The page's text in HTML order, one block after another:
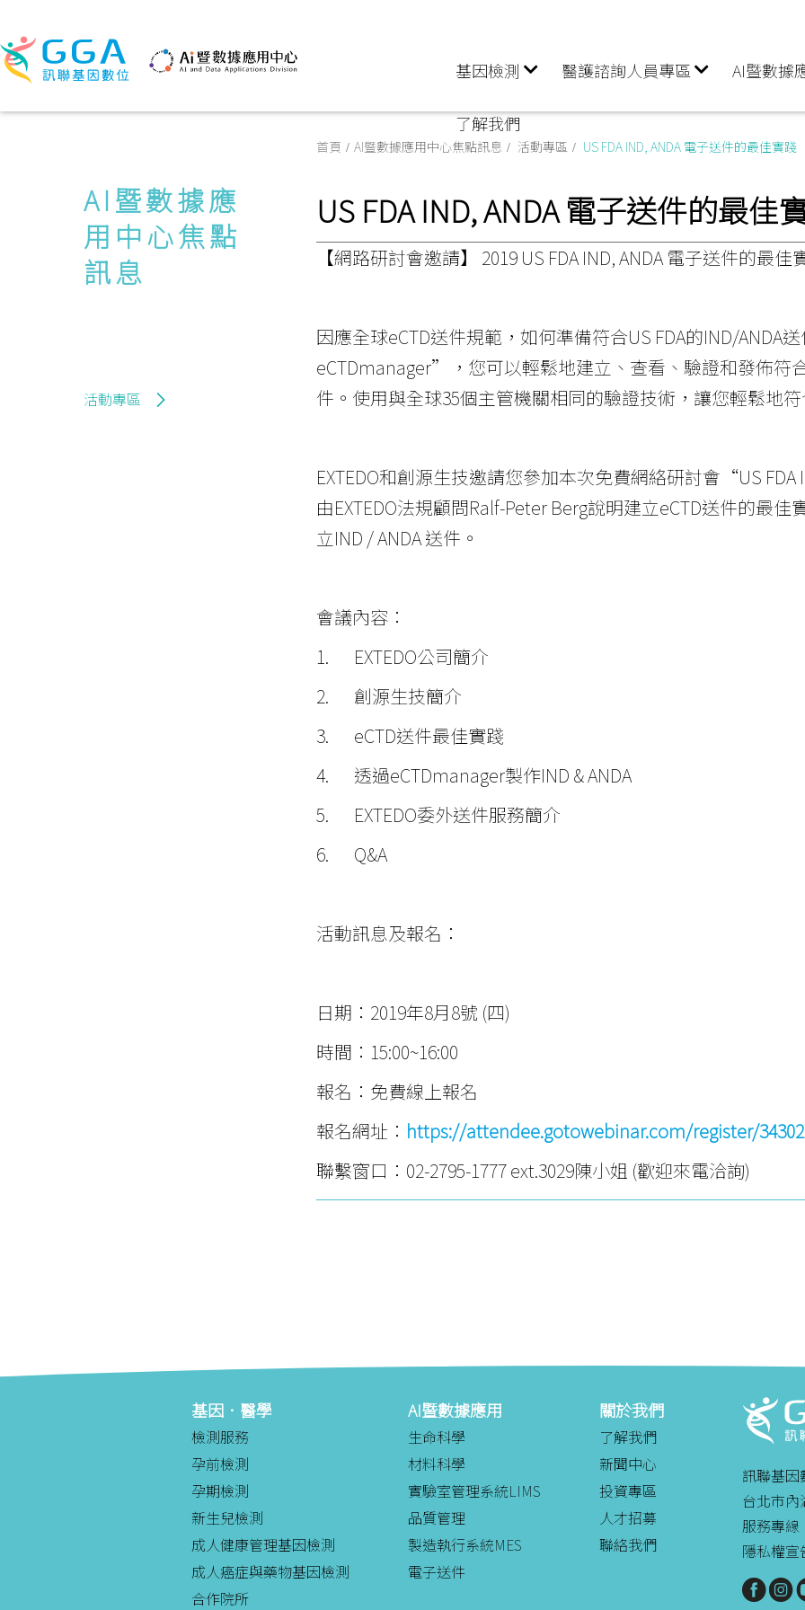
基因檢測 醫護諮詢人員專區 AI暨數據
了解我們
AI暨數據應
用中心焦點
訊息
活動專區
首頁 AI暨數據應用中心焦點訊息 活動專區 US FDA IND, ANDA 電子送件的最佳實踐
US FDA IND, ANDA 電子送件的最佳
【網路研討會邀請】 2019 US FDA IND, ANDA 電子送件的最佳
因應全球eCTD送件規範，如何準備符合US FDA的IND/ANDA
eCTDmanager”，您可以輕鬆地建立、查看、驗證和發佈符
件。使用與全球35個主管機關相同的驗證技術，讓您輕鬆地符
EXTEDO和創源生技邀請您參加本次免費網絡研討會“US
由EXTEDO法規顧問Ralf-Peter Berg說明建立eCTD送件的最
立IND / ANDA 送件。
會議內容：
1. EXTEDO公司簡介
2. 創源生技簡介
3. eCTD送件最佳實踐
4. 透過eCTDmanager製作IND & ANDA
5. EXTEDO委外送件服務簡介
6. Q&A
活動訊息及報名：
日期：2019年8月8號 (四)
時間：15:00~16:00
報名：免費線上報名
報名網址： https://attendee.gotowebinar.com/register/
聯繫窗口：02-2795-1777 ext.3029陳小姐 (歡迎來電洽詢)
基因．醫學
檢測服務
孕前檢測
孕期檢測
新生兒檢測
成人健康管理基因檢測
成人癌症與藥物基因檢測
合作院所
AI暨數據應用
生命科學
材料科學
實驗室管理系統LIMS
品質管理
製造執行系統MES
電子送件
關於我們
了解我們
新聞中心
投資專區
人才招募
聯絡我們
訊聯基因
台北市內
服務專線
隱私權宣